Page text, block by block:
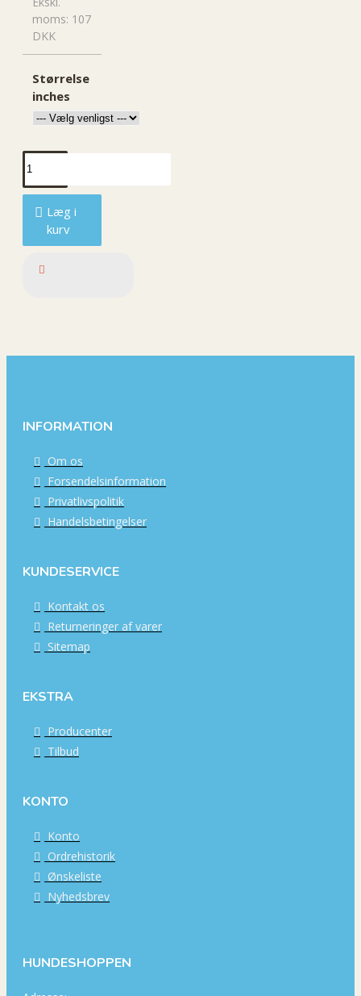
moms: 107
DKK
Størrelse
inches
Læg i
kurv
INFORMATION
Om os
Forsendelsinformation
Privatlivspolitik
Handelsbetingelser
KUNDESERVICE
Kontakt os
Returneringer af varer
Sitemap
EKSTRA
Producenter
Tilbud
KONTO
Konto
Ordrehistorik
Ønskeliste
Nyhedsbrev
HUNDESHOPPEN